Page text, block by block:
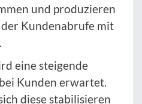
und produzieren
Kundenabrufe mit
eine steigende
Kunden erwartet.
diese stabilisieren